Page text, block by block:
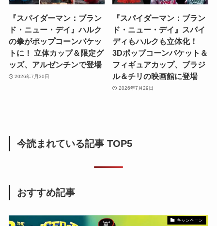
『スパイダーマン：ブラン
ド・ニュー・デイ』ハルク
の拳がポップコーンバケッ
トに！ 立体カップ＆限定グ
ッズ、アルゼンチンで登場
2026年7月30日
『スパイダーマン：ブラン
ド・ニュー・デイ』スパイ
ディもハルクも立体化！
3Dポップコーンバケット＆
フィギュアカップ、ブラジ
ル＆チリの映画館に登場
2026年7月29日
今読まれている記事 TOP5
おすすめ記事
キャンペーン